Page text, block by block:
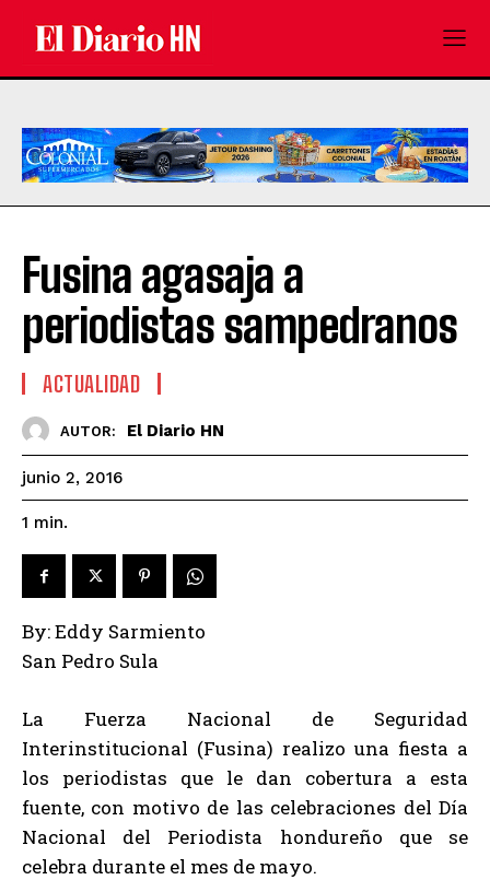
Fusina agasaja a
periodistas sampedranos
ACTUALIDAD
AUTOR: El Diario HN
junio 2, 2016
1 min.
By: Eddy Sarmiento
San Pedro Sula
La Fuerza Nacional de Seguridad
Interinstitucional (Fusina) realizo una fiesta a
los periodistas que le dan cobertura a esta
fuente, con motivo de las celebraciones del Día
Nacional del Periodista hondureño que se
celebra durante el mes de mayo.